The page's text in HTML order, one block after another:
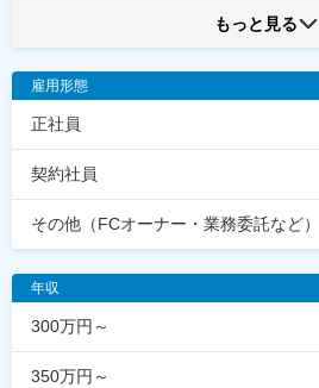
もっと見る
雇用形態
正社員
契約社員
その他（FCオーナー・業務委託など）
年収
300万円～
350万円～